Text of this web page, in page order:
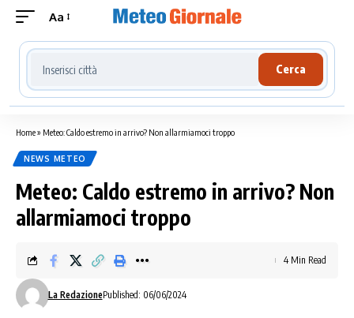
Aa
Cerca località meteo
Cerca
Home» Meteo: Caldo estremo in arrivo? Non allarmiamoci troppo
NEWS METEO
Meteo: Caldo estremo in arrivo? Non
allarmiamoci troppo
La RedazionePublished: 06/06/2024
4 Min Read